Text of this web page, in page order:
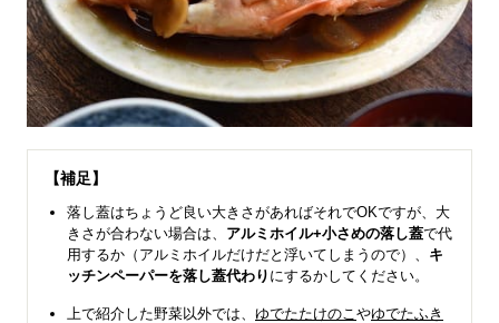
【補足】
落し蓋はちょうど良い大きさがあればそれでOKですが、大
きさが合わない場合は、 アルミホイル+小さめの落し蓋で代
用するか（アルミホイルだけだと浮いてしまうので）、 キ
ッチンペーパーを落し蓋代わり にするかしてください。
上で紹介した野菜以外では、 ゆでたたけのこ やゆでたふき